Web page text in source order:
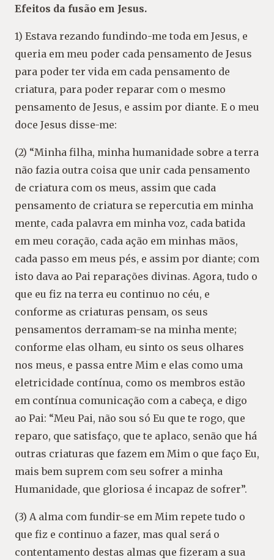
Efeitos da fusão em Jesus.
1) Estava rezando fundindo-me toda em Jesus, e
queria em meu poder cada pensamento de Jesus
para poder ter vida em cada pensamento de
criatura, para poder reparar com o mesmo
pensamento de Jesus, e assim por diante. E o meu
doce Jesus disse-me:
(2) “Minha filha, minha humanidade sobre a terra
não fazia outra coisa que unir cada pensamento
de criatura com os meus, assim que cada
pensamento de criatura se repercutia em minha
mente, cada palavra em minha voz, cada batida
em meu coração, cada ação em minhas mãos,
cada passo em meus pés, e assim por diante; com
isto dava ao Pai reparações divinas. Agora, tudo o
que eu fiz na terra eu continuo no céu, e
conforme as criaturas pensam, os seus
pensamentos derramam-se na minha mente;
conforme elas olham, eu sinto os seus olhares
nos meus, e passa entre Mim e elas como uma
eletricidade contínua, como os membros estão
em contínua comunicação com a cabeça, e digo
ao Pai: “Meu Pai, não sou só Eu que te rogo, que
reparo, que satisfaço, que te aplaco, senão que há
outras criaturas que fazem em Mim o que faço Eu,
mais bem suprem com seu sofrer a minha
Humanidade, que gloriosa é incapaz de sofrer”.
(3) A alma com fundir-se em Mim repete tudo o
que fiz e continuo a fazer, mas qual será o
contentamento destas almas que fizeram a sua